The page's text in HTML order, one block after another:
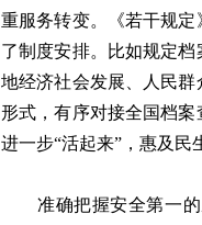
重服务转变。《若干规
了制度安排。比如规定
地经济社会发展、人民
形式，有序对接全国档
进一步“活起来”，惠及民
准确把握安全第一的